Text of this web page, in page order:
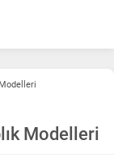
Modelleri